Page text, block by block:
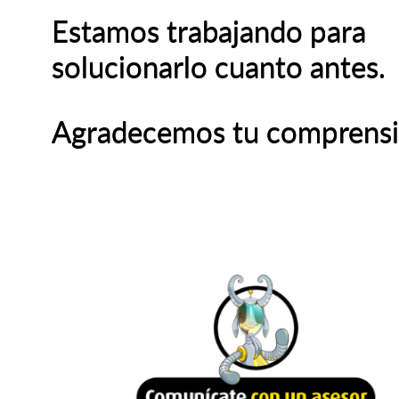
Estamos trabajando para
solucionarlo cuanto antes.
Agradecemos tu